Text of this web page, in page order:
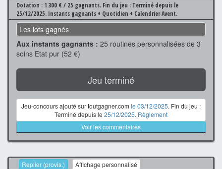
Dotation : 1 300 € / 25 gagnants. Fin du jeu : Terminé depuis le
25/12/2025. Instants gagnants + Quotidien + Calendrier Avent.
Les lots gagnés
Aux instants gagnants : 25 routines personnalisées de 3
soins Etat pur (52 €)
Jeu terminé
Jeu-concours ajouté sur toutgagner.com le 03/12/2025. Fin du jeu :
Terminé depuis le 25/12/2025. Règlement
Voir les commentaires
Replier (provis.) Affichage personnalisé